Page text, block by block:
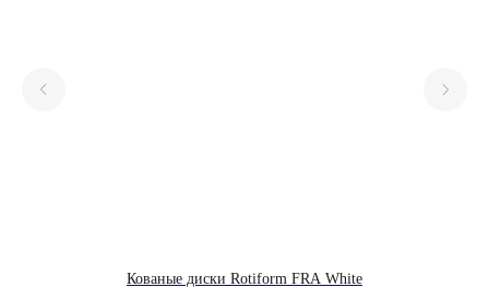
Кованые диски Rotiform FRA White